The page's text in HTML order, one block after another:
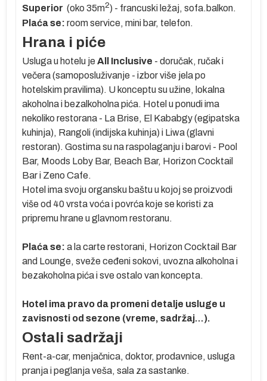
Superior (oko 35m2) - francuski ležaj, sofa.balkon.
Plaća se: room service, mini bar, telefon.
Hrana i piće
Usluga u hotelu jeAll Inclusive - doručak, ručak i
večera (samoposluživanje - izbor više jela po
hotelskim pravilima). U konceptu su užine, lokalna
akoholna i bezalkoholna pića. Hotel u ponudi ima
nekoliko restorana - La Brise, El Kababgy (egipatska
kuhinja), Rangoli (indijska kuhinja) i Liwa (glavni
restoran). Gostima su na raspolaganju i barovi - Pool
Bar, Moods Loby Bar, Beach Bar, Horizon Cocktail
Bar i Zeno Cafe.
Hotel ima svoju organsku baštu u kojoj se proizvodi
više od 40 vrsta voća i povrća koje se koristi za
pripremu hrane u glavnom restoranu.
Plaća se: a la carte restorani, Horizon Cocktail Bar
and Lounge, sveže ceđeni sokovi, uvozna alkoholna i
bezakoholna pića i sve ostalo van koncepta.
Hotel ima pravo da promeni detalje usluge u
zavisnosti od sezone (vreme, sadržaj...).
Ostali sadržaji
Rent-a-car, menjačnica, doktor, prodavnice, usluga
pranja i peglanja veša, sala za sastanke.